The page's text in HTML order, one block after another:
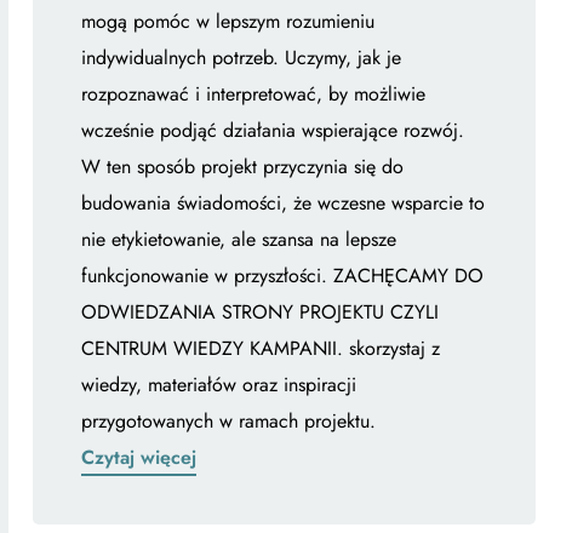
mogą pomóc w lepszym rozumieniu
indywidualnych potrzeb. Uczymy, jak je
rozpoznawać i interpretować, by możliwie
wcześnie podjąć działania wspierające rozwój.
W ten sposób projekt przyczynia się do
budowania świadomości, że wczesne wsparcie to
nie etykietowanie, ale szansa na lepsze
funkcjonowanie w przyszłości. ZACHĘCAMY DO
ODWIEDZANIA STRONY PROJEKTU CZYLI
CENTRUM WIEDZY KAMPANII. skorzystaj z
wiedzy, materiałów oraz inspiracji
przygotowanych w ramach projektu.
Czytaj więcej